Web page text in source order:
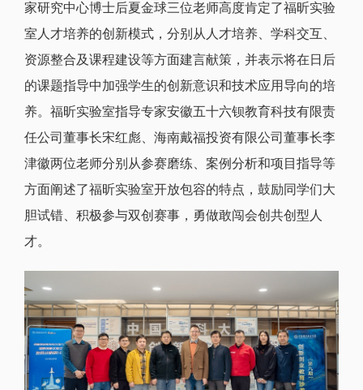
家研究中心博士后夏金球三位老师高度肯定了福昕实验
室人才培养的创新模式，分别从人才培养、学科交互、
资源整合及课程建设等方面建言献策，并表示将在日后
的课题指导中加强学生的创新意识和技术应用导向的培
养。福昕实验室指导专家安徽五十六钡教育科技有限责
任公司董事长宋红彪、海南戴福投资有限公司董事长李
津徽两位老师分别从参赛磨练、案例分析和项目指导等
方面阐述了福昕实验室开放包容的特点，鼓励同学们大
胆试错、积极参与双创赛事，勇做敢闯会创共创型人
才。